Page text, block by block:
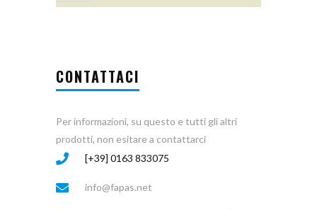
CONTATTACI
Per informazioni, su questo e tutti gli altri
prodotti, non esitare a contattarci
[+39] 0163 833075
info@fapas.net